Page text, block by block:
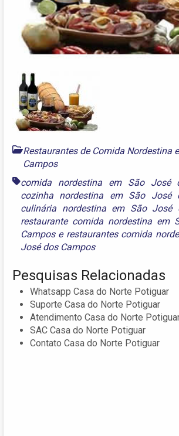
Restaurantes de Comida Nordestina
Campos
comida nordestina em São José
cozinha nordestina em São José
culinária nordestina em São José
restaurante comida nordestina em
Campose restaurantes comida
José dos Campos
Pesquisas Relacionadas
Whatsapp Casa do Norte Potiguar
Suporte Casa do Norte Potiguar
Atendimento Casa do Norte
SAC Casa do Norte Potiguar
Contato Casa do Norte Potiguar